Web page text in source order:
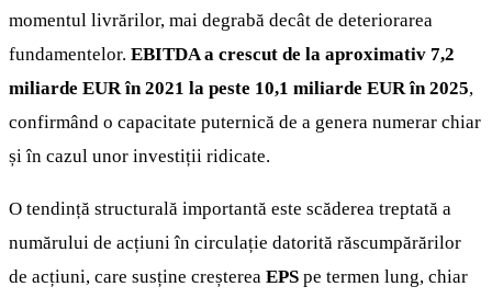
momentul livrărilor, mai degrabă decât de deteriorarea
fundamentelor. EBITDA a crescut de la aproximativ 7,2
miliarde EUR în 2021 la peste 10,1 miliarde EUR în 2025,
confirmând o capacitate puternică de a genera numerar chiar
și în cazul unor investiții ridicate.
O tendință structurală importantă este scăderea treptată a
numărului de acțiuni în circulație datorită răscumpărărilor
de acțiuni, care susține creșterea EPS pe termen lung, chiar